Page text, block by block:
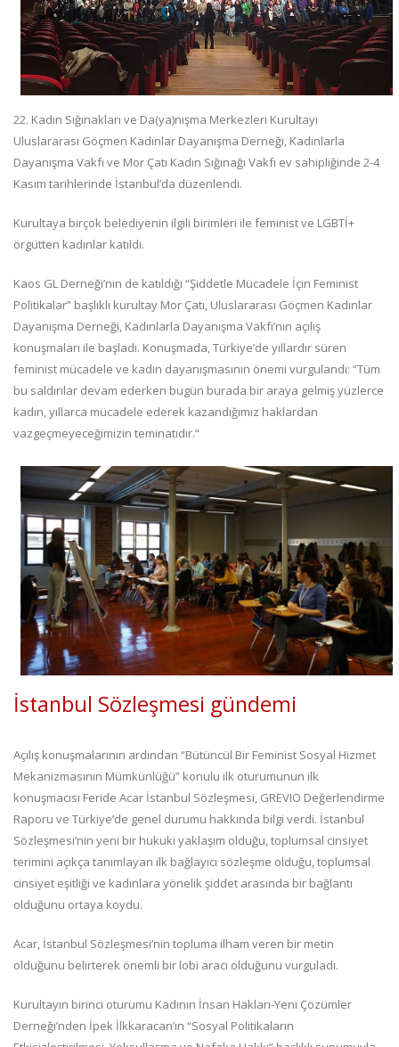
22. Kadın Sığınakları ve Da(ya)nışma Merkezleri Kurultayı
Uluslararası Göçmen Kadınlar Dayanışma Derneği, Kadınlarla
Dayanışma Vakfı ve Mor Çatı Kadın Sığınağı Vakfı ev sahipliğinde 2-4
Kasım tarihlerinde İstanbul’da düzenlendi.
Kurultaya birçok belediyenin ilgili birimleri ile feminist ve LGBTİ+
örgütten kadınlar katıldı.
Kaos GL Derneği’nin de katıldığı “Şiddetle Mücadele İçin Feminist
Politikalar” başlıklı kurultay Mor Çatı, Uluslararası Göçmen Kadınlar
Dayanışma Derneği, Kadınlarla Dayanışma Vakfı’nın açılış
konuşmaları ile başladı. Konuşmada, Türkiye’de yıllardır süren
feminist mücadele ve kadın dayanışmasının önemi vurgulandı: “Tüm
bu saldırılar devam ederken bugün burada bir araya gelmiş yüzlerce
kadın, yıllarca mücadele ederek kazandığımız haklardan
vazgeçmeyeceğimizin teminatıdır.“
İstanbul Sözleşmesi gündemi
Açılış konuşmalarının ardından “Bütüncül Bir Feminist Sosyal Hizmet
Mekanizmasının Mümkünlüğü” konulu ilk oturumunun ilk
konuşmacısı Feride Acar İstanbul Sözleşmesi, GREVIO Değerlendirme
Raporu ve Türkiye’de genel durumu hakkında bilgi verdi. İstanbul
Sözleşmesi’nin yeni bir hukuki yaklaşım olduğu, toplumsal cinsiyet
terimini açıkça tanımlayan ilk bağlayıcı sözleşme olduğu, toplumsal
cinsiyet eşitliği ve kadınlara yönelik şiddet arasında bir bağlantı
olduğunu ortaya koydu.
Acar, İstanbul Sözleşmesi’nin topluma ilham veren bir metin
olduğunu belirterek önemli bir lobi aracı olduğunu vurguladı.
Kurultayın birinci oturumu Kadının İnsan Hakları-Yeni Çözümler
Derneği’nden İpek İlkkaracan’ın “Sosyal Politikaların